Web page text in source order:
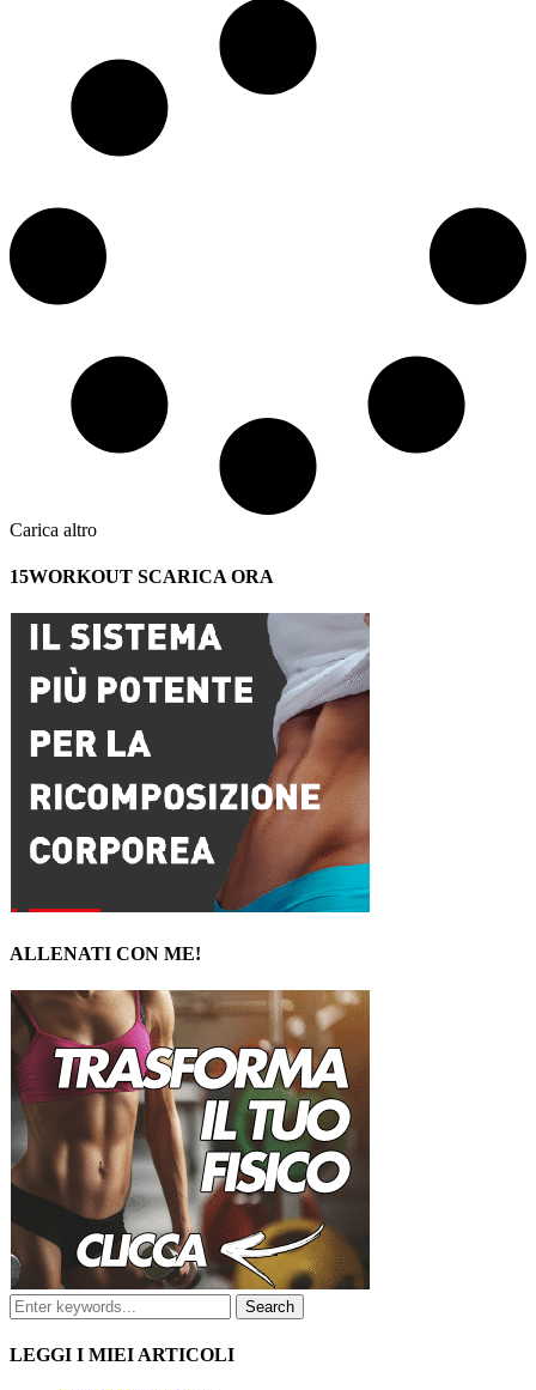
Carica altro
15WORKOUT SCARICA ORA
ALLENATI CON ME!
LEGGI I MIEI ARTICOLI